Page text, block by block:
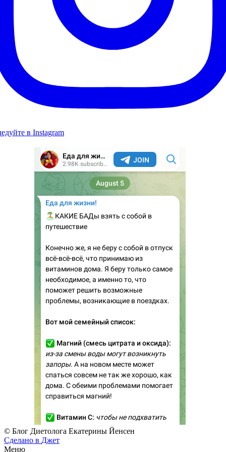
в Instagram
© Блог Диетолога Екатерины Йенсен
Сделано в Джет
Меню